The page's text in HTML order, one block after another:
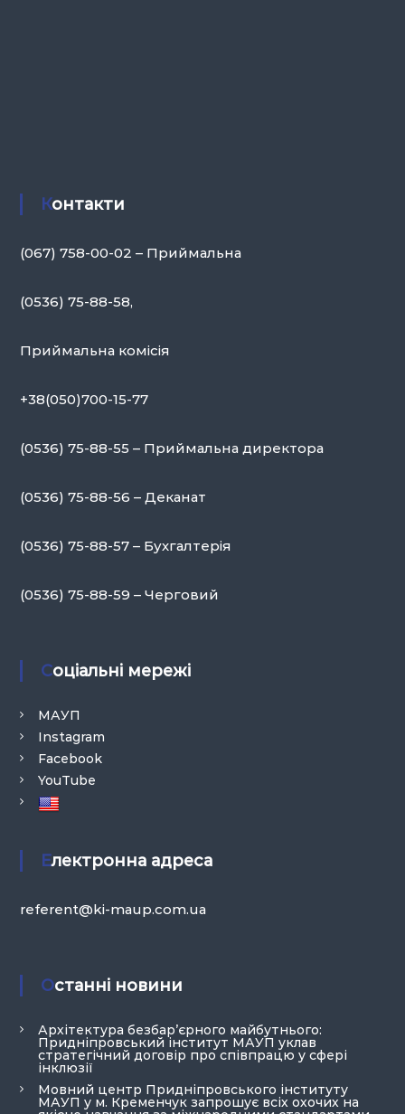
Контакти
(067) 758-00-02 – Приймальна
(0536) 75-88-58,
Приймальна комісія
+38(050)700-15-77
(0536) 75-88-55 – Приймальна директора
(0536) 75-88-56 – Деканат
(0536) 75-88-57 – Бухгалтерія
(0536) 75-88-59 – Черговий
Соціальні мережі
МАУП
Instagram
Facebook
YouTube
Електронна адреса
referent@ki-maup.com.ua
Останні новини
Архітектура безбар’єрного майбутнього:
Придніпровський інститут МАУП уклав
стратегічний договір про співпрацю у сфері
інклюзії
Мовний центр Придніпровського інституту
МАУП у м. Кременчук запрошує всіх охочих на